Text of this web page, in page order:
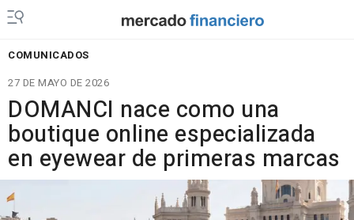
COMUNICADOS
27 DE MAYO DE 2026
DOMANCI nace como una
boutique online especializada
en eyewear de primeras marcas